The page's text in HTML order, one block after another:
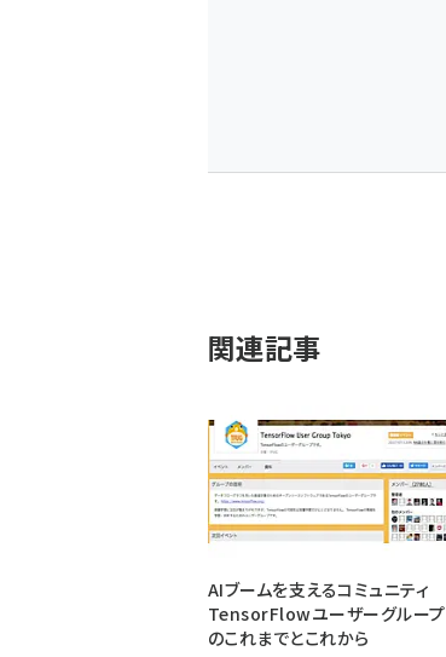
関連記事
AIブームを支えるコミュニティ
TensorFlowユーザーグループ
のこれまでとこれから